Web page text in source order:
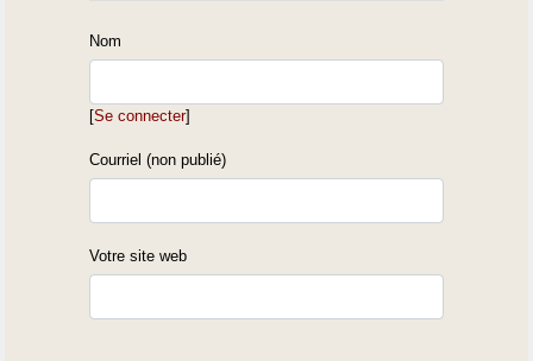
Nom
[Se connecter]
Courriel (non publié)
Votre site web